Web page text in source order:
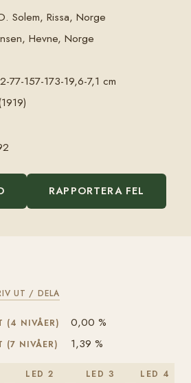
Solem, Rissa, Norge
Hevne, Norge
77-157-173-19,6-7,1 cm
RAPPORTERA FEL
UT / DELA
(4 NIVÅER) 0,00 %
(7 NIVÅER) 1,39 %
LED 2 LED 3 LED 4